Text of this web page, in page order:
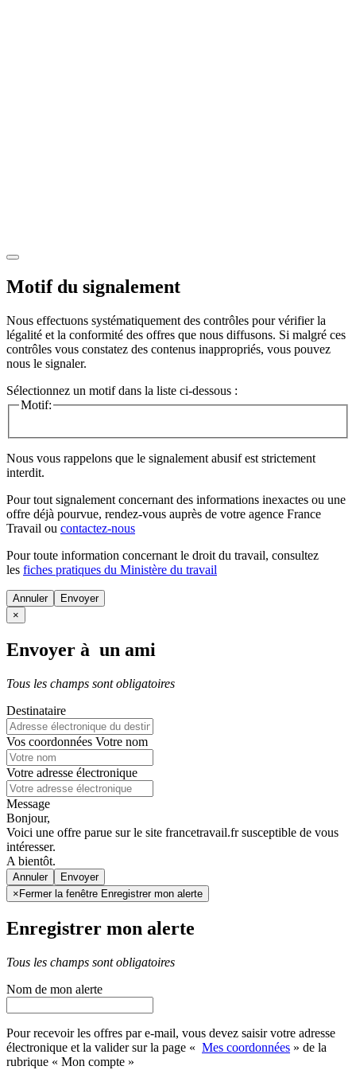
Motif du signalement
Nous effectuons systématiquement des contrôles pour vérifier la
légalité et la conformité des offres que nous diffusons. Si malgré ces
contrôles vous constatez des contenus inappropriés, vous pouvez
nous le signaler.
Sélectionnez un motif dans la liste ci-dessous :
Motif:
Nous vous rappelons que le signalement abusif est strictement
interdit.
Pour tout signalement concernant des informations inexactes ou une
offre déjà pourvue, rendez-vous auprès de votre agence France
Travail ou contactez-nous
Pour toute information concernant le droit du travail, consultez
les fiches pratiques du Ministère du travail
Annuler
×
Envoyer à un ami
Tous les champs sont obligatoires
Destinataire
Vos coordonnées Votre nom
Votre adresse électronique
Message
Bonjour,
Voici une offre parue sur le site francetravail.fr susceptible de vous
intéresser.
A bientôt.
Annuler
× Fermer la fenêtre Enregistrer mon alerte
Enregistrer mon alerte
Tous les champs sont obligatoires
Nom de mon alerte
Pour recevoir les offres par e-mail, vous devez saisir votre adresse
électronique et la valider sur la page « Mes coordonnées » de la
rubrique « Mon compte »